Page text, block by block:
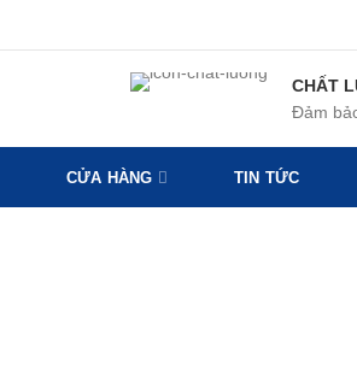
CHẤT
Đảm
CỬA HÀNG TIN TỨC